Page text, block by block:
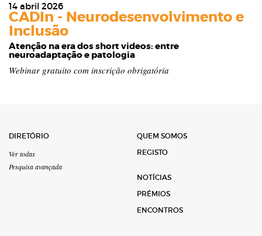
14 abril 2026
CADIn - Neurodesenvolvimento e
Inclusão
Atenção na era dos short videos: entre
neuroadaptação e patologia
Webinar gratuito com inscrição obrigatória
DIRETÓRIO
Ver todas
Pesquisa avançada
QUEM SOMOS
REGISTO
NOTÍCIAS
PRÉMIOS
ENCONTROS